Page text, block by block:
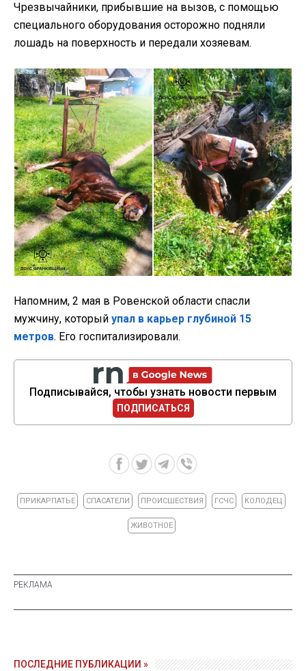
Чрезвычайники, прибывшие на вызов, с помощью
специального оборудования осторожно подняли
лошадь на поверхность и передали хозяевам.
Напомним, 2 мая в Ровенской области спасли
мужчину, который упал в карьер глубиной 15
метров. Его госпитализировали.
Подписывайся, чтобы узнать новости первым
ПОДПИСАТЬСЯ
ПРИКАРПАТЬЕ СПАСАТЕЛИ ПРОИСШЕСТВИЯ ГСЧС КОЛОДЕЦ
ЖИВОТНОЕ
ПОСЛЕДНИЕ ПУБЛИКАЦИИ »